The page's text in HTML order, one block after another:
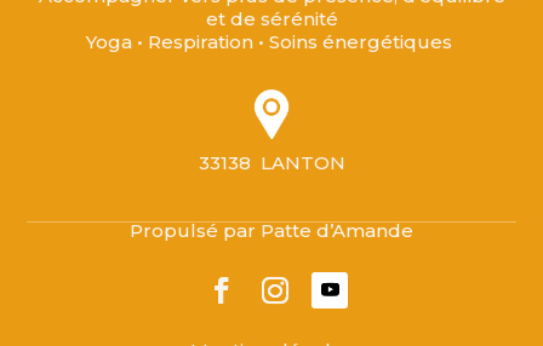
et de sérénité
Yoga • Respiration • Soins énergétiques
33138 LANTON
Propulsé par Patte d’Amande